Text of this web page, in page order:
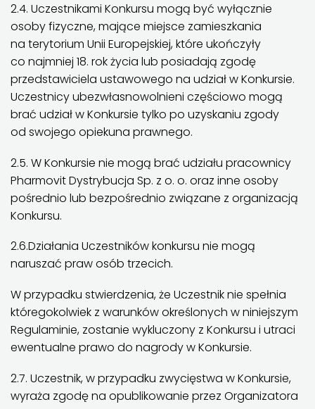
2.4. Uczestnikami Konkursu mogą być wyłącznie
osoby fizyczne, mające miejsce zamieszkania
na terytorium Unii Europejskiej, które ukończyły
co najmniej 18. rok życia lub posiadają zgodę
przedstawiciela ustawowego na udział w Konkursie.
Uczestnicy ubezwłasnowolnieni częściowo mogą
brać udział w Konkursie tylko po uzyskaniu zgody
od swojego opiekuna prawnego.
2.5. W Konkursie nie mogą brać udziału pracownicy
Pharmovit Dystrybucja Sp. z o. o. oraz inne osoby
pośrednio lub bezpośrednio związane z organizacją
Konkursu.
2.6.Działania Uczestników konkursu nie mogą
naruszać praw osób trzecich.
W przypadku stwierdzenia, że Uczestnik nie spełnia
któregokolwiek z warunków określonych w niniejszym
Regulaminie, zostanie wykluczony z Konkursu i utraci
ewentualne prawo do nagrody w Konkursie.
2.7. Uczestnik, w przypadku zwycięstwa w Konkursie,
wyraża zgodę na opublikowanie przez Organizatora